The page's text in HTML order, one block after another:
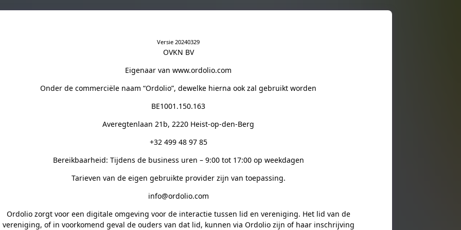
Versie 20240329
OVKN BV
Eigenaar van www.ordolio.com
Onder de commerciële naam “Ordolio”, dewelke hierna ook zal gebruikt worden
BE1001.150.163
Averegtenlaan 21b, 2220 Heist-op-den-Berg
+32 499 48 97 85
Bereikbaarheid: Tijdens de business uren – 9:00 tot 17:00 op weekdagen
Tarieven van de eigen gebruikte provider zijn van toepassing.
info@ordolio.com
Ordolio zorgt voor een digitale omgeving voor de interactie tussen lid en vereniging. Het lid van de
vereniging, of in voorkomend geval de ouders van dat lid, kunnen via Ordolio zijn of haar inschrijving